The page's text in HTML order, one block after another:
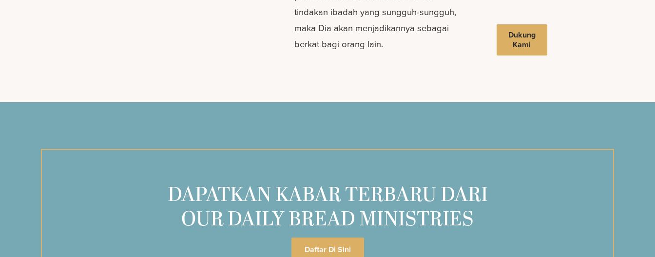
tindakan ibadah yang sungguh-sungguh,
maka Dia akan menjadikannya sebagai
berkat bagi orang lain.
Dukung
Kami
DAPATKAN KABAR TERBARU DARI
OUR DAILY BREAD MINISTRIES
Daftar Di Sini